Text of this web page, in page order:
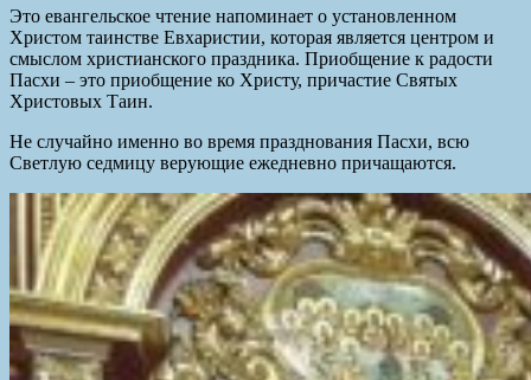
Это евангельское чтение напоминает о установленном
Христом таинстве Евхаристии, которая является центром и
смыслом христианского праздника. Приобщение к радости
Пасхи – это приобщение ко Христу, причастие Святых
Христовых Таин.
Не случайно именно во время празднования Пасхи, всю
Светлую седмицу верующие ежедневно причащаются.